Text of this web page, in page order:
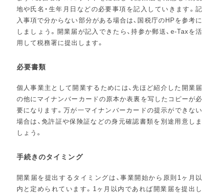
地や氏名・生年月日などの必要事項を記入していきます。記
入事項で分からない部分がある場合は、国税庁のHPを参考に
しましょう。開業届が記入できたら、持参か郵送、e-Taxを活
用して税務署に提出します。
必要書類
個人事業主として開業するためには、先ほど紹介した開業届
の他にマイナンバーカードの原本か表裏を写したコピーが必
要になります。万が一マイナンバーカードの提示ができない
場合は、免許証や保険証などの身元確認書類を別途用意しま
しょう。
手続きのタイミング
開業届を提出するタイミングは、事業開始から原則1ヶ月以
内と定められています。1ヶ月以内であれば開業届を提出し